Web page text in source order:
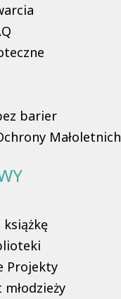
barier
Małoletnich
Projekty